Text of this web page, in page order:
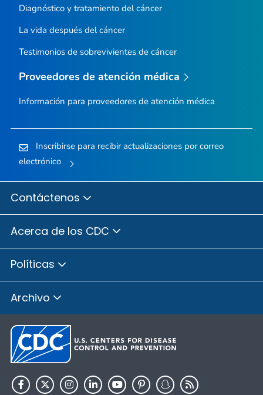
Diagnóstico y tratamiento del cáncer
La vida después del cáncer
Testimonios de sobrevivientes de cáncer
Proveedores de atención médica
Información para proveedores de atención médica
Inscribirse para recibir actualizaciones por correo
electrónico
Contáctenos
Acerca de los CDC
Políticas
Archivo